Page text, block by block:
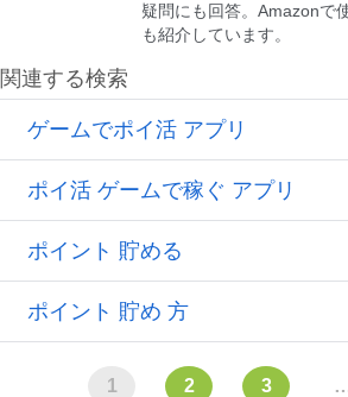
疑問にも回答。Amazonで
も紹介しています。
1 2 3